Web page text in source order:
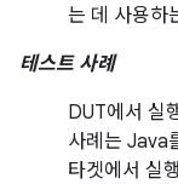
는 데 사용하
테스트 사례
DUT에서 실
사례는 Java
타겟에서 실